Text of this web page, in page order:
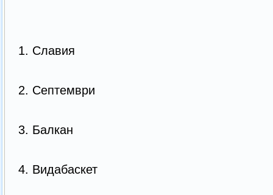
1. Славия
2. Септември
3. Балкан
4. Видабаскет